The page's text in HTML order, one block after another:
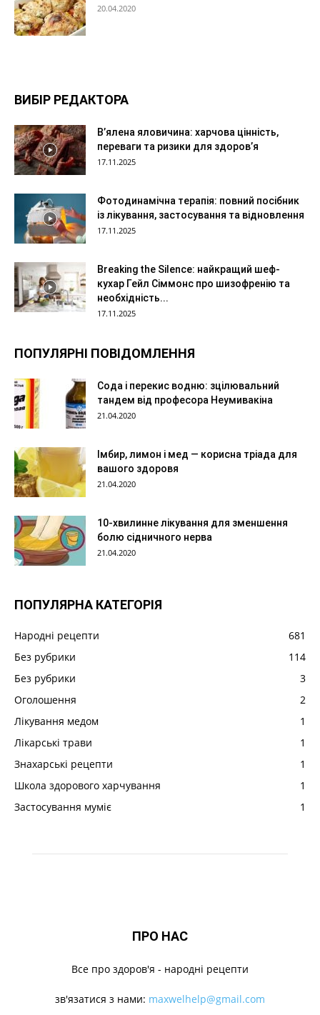
20.04.2020
ВИБІР РЕДАКТОРА
В’ялена яловичина: харчова цінність,
переваги та ризики для здоров’я
17.11.2025
Фотодинамічна терапія: повний посібник
із лікування, застосування та відновлення
17.11.2025
Breaking the Silence: найкращий шеф-
кухар Гейл Сіммонс про шизофренію та
необхідність...
17.11.2025
ПОПУЛЯРНІ ПОВІДОМЛЕННЯ
Сода і перекис водню: зцілювальний
тандем від професора Неумивакіна
21.04.2020
Імбир, лимон і мед — корисна тріада для
вашого здоровя
21.04.2020
10-хвилинне лікування для зменшення
болю сідничного нерва
21.04.2020
ПОПУЛЯРНА КАТЕГОРІЯ
Народні рецепти
681
Без рубрики
114
Без рубрики
3
Оголошення
2
Лікування медом
1
Лікарські трави
1
Знахарські рецепти
1
Школа здорового харчування
1
Застосування муміє
1
ПРО НАС
Все про здоров'я - народні рецепти
зв'язатися з нами: maxwelhelp@gmail.com